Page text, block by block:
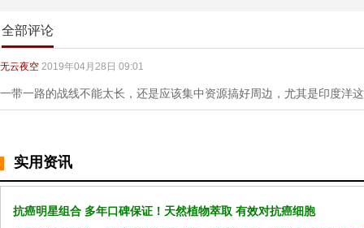
全部评论
无云夜空 2019年04月28日 09:01
一带一路的战线不能太长，还是应该集中资源搞好周边，尤其是印度洋
实用资讯
抗癌明星组合 多年口碑保证！天然植物萃取 有效对抗癌细胞